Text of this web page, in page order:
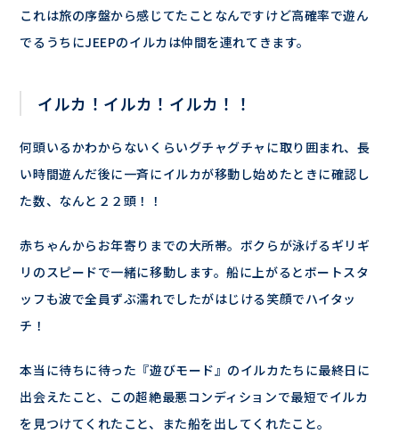
これは旅の序盤から感じてたことなんですけど高確率で遊ん
でるうちにJEEPのイルカは仲間を連れてきます。
イルカ！イルカ！イルカ！！
何頭いるかわからないくらいグチャグチャに取り囲まれ、長
い時間遊んだ後に一斉にイルカが移動し始めたときに確認し
た数、なんと２２頭！！
赤ちゃんからお年寄りまでの大所帯。ボクらが泳げるギリギ
リのスピードで一緒に移動します。船に上がるとボートスタ
ッフも波で全員ずぶ濡れでしたがはじける笑顔でハイタッ
チ！
本当に待ちに待った『遊びモード』のイルカたちに最終日に
出会えたこと、この超絶最悪コンディションで最短でイルカ
を見つけてくれたこと、また船を出してくれたこと。